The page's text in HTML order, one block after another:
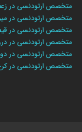
متخصص ارتودنسی در
متخصص ارتودنسی در
متخصص ارتودنسی در
متخصص ارتودنسی در
متخصص ارتودنسی در
متخصص ارتودنسی در